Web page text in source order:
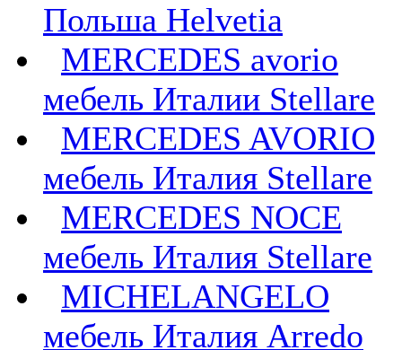
Польша Helvetia
MERCEDES avorio
мебель Италии Stellare
MERCEDES AVORIO
мебель Италия Stellare
MERCEDES NOCE
мебель Италия Stellare
MICHELANGELO
мебель Италия Arredo